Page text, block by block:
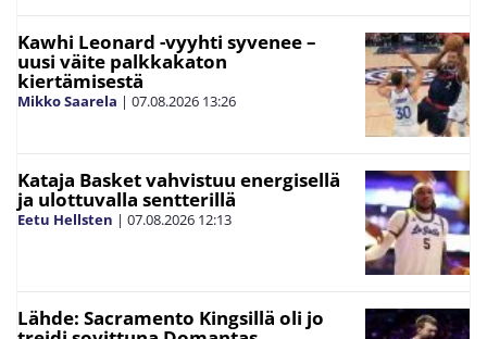
Kawhi Leonard -vyyhti syvenee –
uusi väite palkkakaton
kiertämisestä
Mikko Saarela | 07.08.2026 13:26
Kataja Basket vahvistuu energisellä
ja ulottuvalla sentterillä
Eetu Hellsten | 07.08.2026 12:13
Lähde: Sacramento Kingsillä oli jo